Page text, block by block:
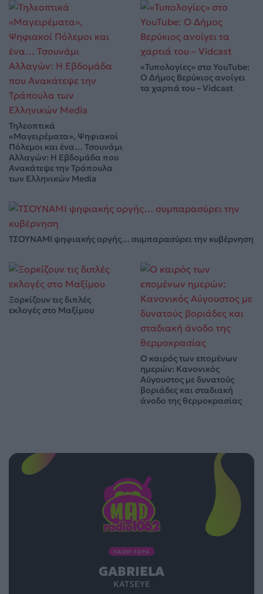
Τηλεοπτικά
«Μαγειρέματα», Ψηφιακοί
Πόλεμοι και ένα… Τσουνάμι
Αλλαγών: Η Εβδομάδα που
Ανακάτεψε την Τράπουλα
των Ελληνικών Media
«Τυπολογίες» στο YouTube:
Ο Δήμος Βερύκιος ανοίγει
τα χαρτιά του – Vidcast
ΤΣΟΥΝΑΜΙ ψηφιακής οργής… συμπαρασύρει την κυβέρνηση
Ξορκίζουν τις διπλές
εκλογές στο Μαξίμου
Ο καιρός των επομένων
ημερών: Κανονικός
Αύγουστος με δυνατούς
βοριάδες και σταδιακή
άνοδο της θερμοκρασίας
ΠΑΙΖΕΙ ΤΩΡΑ
GABRIELA
KATSEYE